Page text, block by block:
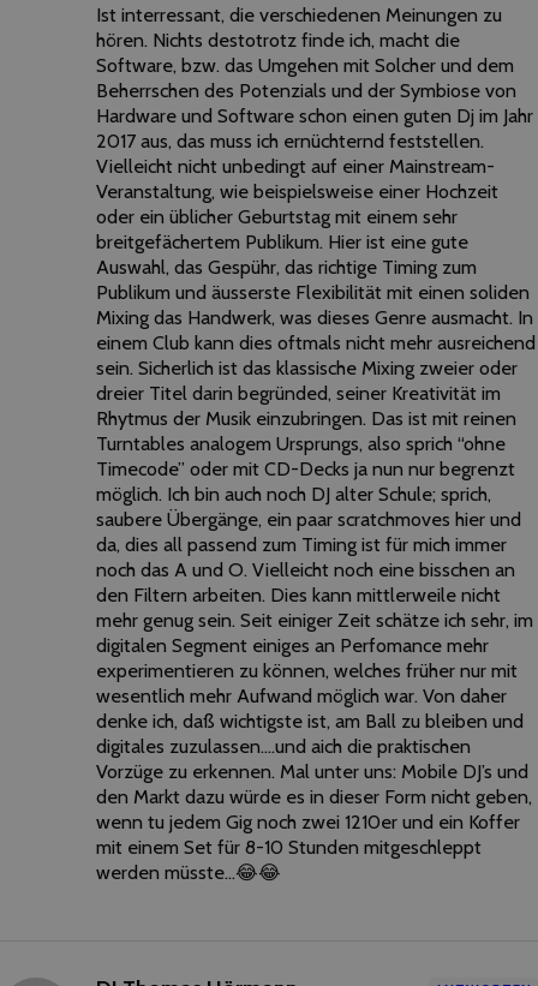
Ist interressant, die verschiedenen Meinungen zu
hören. Nichts destotrotz finde ich, macht die
Software, bzw. das Umgehen mit Solcher und dem
Beherrschen des Potenzials und der Symbiose von
Hardware und Software schon einen guten Dj im Jahr
2017 aus, das muss ich ernüchternd feststellen.
Vielleicht nicht unbedingt auf einer Mainstream-
Veranstaltung, wie beispielsweise einer Hochzeit
oder ein üblicher Geburtstag mit einem sehr
breitgefächertem Publikum. Hier ist eine gute
Auswahl, das Gespühr, das richtige Timing zum
Publikum und äusserste Flexibilität mit einen soliden
Mixing das Handwerk, was dieses Genre ausmacht. In
einem Club kann dies oftmals nicht mehr ausreichend
sein. Sicherlich ist das klassische Mixing zweier oder
dreier Titel darin begründed, seiner Kreativität im
Rhytmus der Musik einzubringen. Das ist mit reinen
Turntables analogem Ursprungs, also sprich “ohne
Timecode” oder mit CD-Decks ja nun nur begrenzt
möglich. Ich bin auch noch DJ alter Schule; sprich,
saubere Übergänge, ein paar scratchmoves hier und
da, dies all passend zum Timing ist für mich immer
noch das A und O. Vielleicht noch eine bisschen an
den Filtern arbeiten. Dies kann mittlerweile nicht
mehr genug sein. Seit einiger Zeit schätze ich sehr, im
digitalen Segment einiges an Perfomance mehr
experimentieren zu können, welches früher nur mit
wesentlich mehr Aufwand möglich war. Von daher
denke ich, daß wichtigste ist, am Ball zu bleiben und
digitales zuzulassen….und aich die praktischen
Vorzüge zu erkennen. Mal unter uns: Mobile DJ’s und
den Markt dazu würde es in dieser Form nicht geben,
wenn tu jedem Gig noch zwei 1210er und ein Koffer
mit einem Set für 8-10 Stunden mitgeschleppt
werden müsste…😂😂